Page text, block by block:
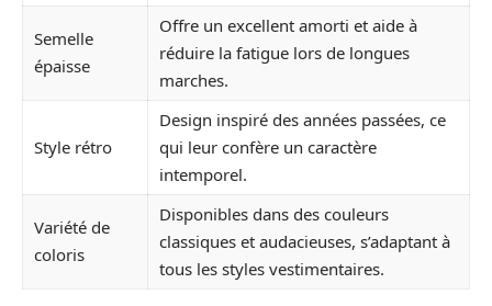
Semelle
épaisse
Offre un excellent amorti et aide à
réduire la fatigue lors de longues
marches.
Style rétro
Design inspiré des années passées, ce
qui leur confère un caractère
intemporel.
Variété de
coloris
Disponibles dans des couleurs
classiques et audacieuses, s’adaptant à
tous les styles vestimentaires.